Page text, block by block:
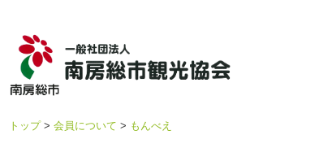
トップ 会員について もんべえ